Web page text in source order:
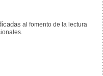
al fomento de la lectura